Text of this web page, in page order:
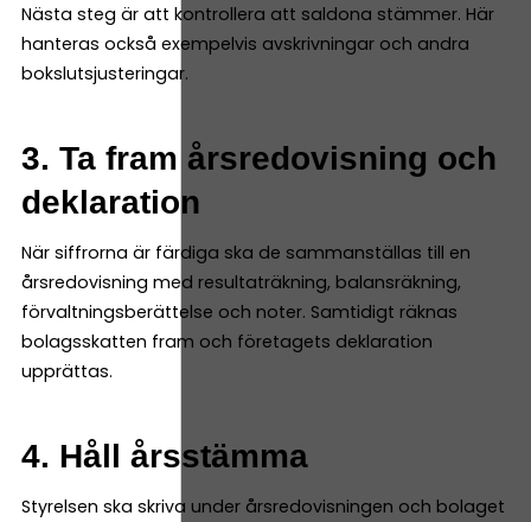
Nästa steg är att kontrollera att saldona stämmer. Här
hanteras också exempelvis avskrivningar och andra
bokslutsjusteringar.
3. Ta fram årsredovisning och
deklaration
När siffrorna är färdiga ska de sammanställas till en
årsredovisning med resultaträkning, balansräkning,
förvaltningsberättelse och noter. Samtidigt räknas
bolagsskatten fram och företagets deklaration
upprättas.
4. Håll årsstämma
Styrelsen ska skriva under årsredovisningen och bolaget